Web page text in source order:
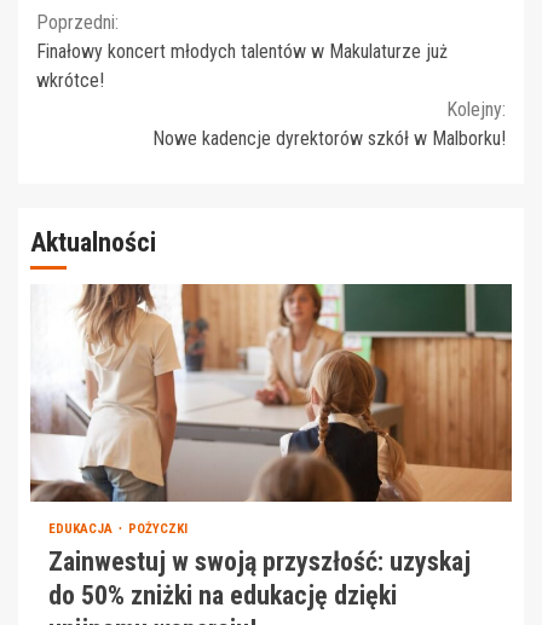
Continue
Reading
Poprzedni:
Finałowy koncert młodych talentów w Makulaturze już
wkrótce!
Kolejny:
Nowe kadencje dyrektorów szkół w Malborku!
Aktualności
EDUKACJA POŻYCZKI
Zainwestuj w swoją przyszłość: uzyskaj
do 50% zniżki na edukację dzięki